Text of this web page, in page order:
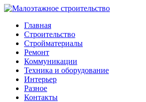
Главная
Строительство
Стройматериалы
Ремонт
Коммуникации
Техника и оборудование
Интерьер
Разное
Контакты